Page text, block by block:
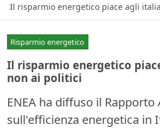
Il risparmio energetico piace agli
Risparmio energetico
Il risparmio energetico
non ai politici
ENEA ha diffuso il Rapporto
sull'efficienza energetica in